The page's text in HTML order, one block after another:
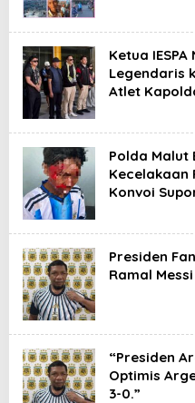
Ketua
Legendaris
Atlet
Polda Malut
Kecelakaan
Konvoi
Presiden
Ramal
“Presiden
Optimis
3-0.”